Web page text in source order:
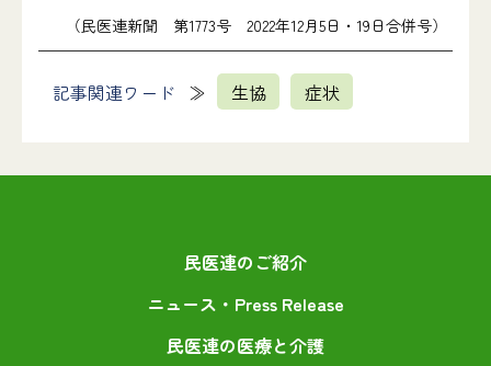
（民医連新聞 第1773号 2022年12月5日・19日合併号）
記事関連ワード 生協 症状
民医連のご紹介
ニュース・Press Release
民医連の医療と介護